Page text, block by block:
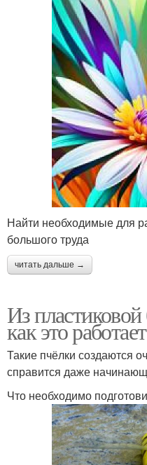
Найти необходимые для
большого труда
читать дальше →
Из
как это работает
Такие пчёлки создаются
справится даже
Что необходимо